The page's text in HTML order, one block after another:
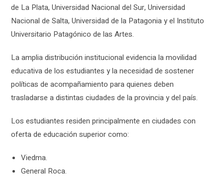
de La Plata, Universidad Nacional del Sur, Universidad
Nacional de Salta, Universidad de la Patagonia y el Instituto
Universitario Patagónico de las Artes.
La amplia distribución institucional evidencia la movilidad
educativa de los estudiantes y la necesidad de sostener
políticas de acompañamiento para quienes deben
trasladarse a distintas ciudades de la provincia y del país.
Los estudiantes residen principalmente en ciudades con
oferta de educación superior como:
Viedma.
General Roca.